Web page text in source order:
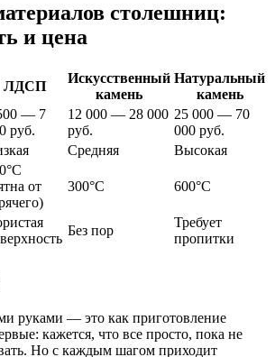
столешниц:
и цена
ЛДСП
Искусственный
камень
Натуральный
камень
— 7
руб.
12 000 — 28 000
руб.
25 000 — 70
000 руб.
Средняя
Высокая
от
300°C 600°C
Без пор
Требует
пропитки
руками — это как приготовление
кажется, что все просто, пока не
Но с каждым шагом приходит